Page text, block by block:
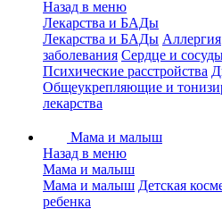
Назад в меню
Лекарства и БАДы
Лекарства и БАДы Аллергия
заболевания Сердце и
Психические расстройства
Общеукрепляющие и
лекарства
Мама и малыш
Назад в меню
Мама и малыш
Мама и малыш Детская
ребенка